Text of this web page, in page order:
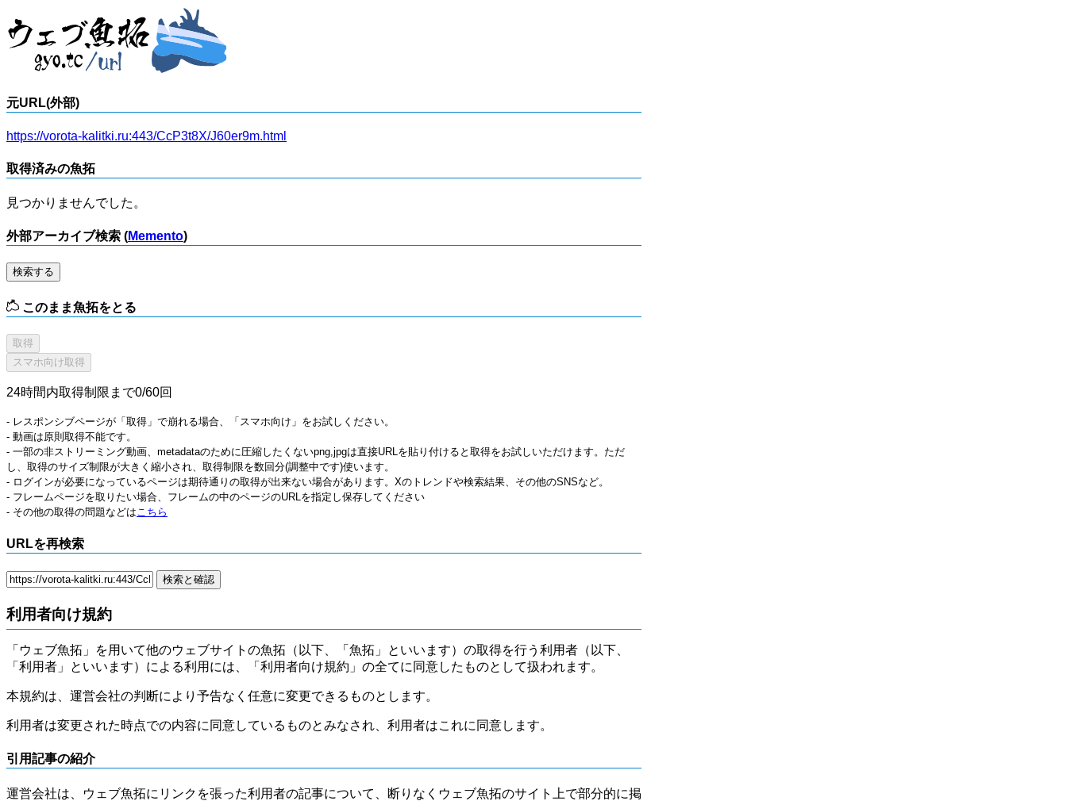
元URL(外部)
https://vorota-kalitki.ru:443/CcP3t8X/J60er9m.html
取得済みの魚拓
見つかりませんでした。
外部アーカイブ検索 (Memento)
検索する
このまま魚拓をとる
24時間内取得制限まで0/60回
- レスポンシブページが「取得」で崩れる場合、「スマホ向け」をお試しください。
- 動画は原則取得不能です。
- 一部の非ストリーミング動画、metadataのために圧縮したくないpng,jpgは直接URLを貼り付けると取得をお試しいただけます。ただ
し、取得のサイズ制限が大きく縮小され、取得制限を数回分(調整中です)使います。
- ログインが必要になっているページは期待通りの取得が出来ない場合があります。Xのトレンドや検索結果、その他のSNSなど。
- フレームページを取りたい場合、フレームの中のページのURLを指定し保存してください
- その他の取得の問題などは こちら
URLを再検索
利用者向け規約
「ウェブ魚拓」を用いて他のウェブサイトの魚拓（以下、「魚拓」といいます）の取得を行う利用者（以下、
「利用者」といいます）による利用には、「利用者向け規約」の全てに同意したものとして扱われます。
本規約は、運営会社の判断により予告なく任意に変更できるものとします。
利用者は変更された時点での内容に同意しているものとみなされ、利用者はこれに同意します。
引用記事の紹介
運営会社は、ウェブ魚拓にリンクを張った利用者の記事について、断りなくウェブ魚拓のサイト上で部分的に掲